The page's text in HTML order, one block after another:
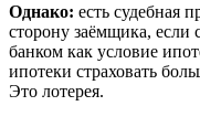
Однако: есть судебная
сторону заёмщика, если
банком как условие
ипотеки страховать
Это лотерея.